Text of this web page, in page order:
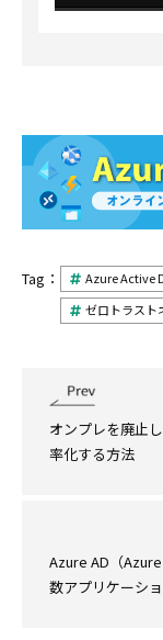
Tag： Azure Active
ゼロトラスト
オンプレを廃止
率化する方法
Azure AD（
数アプリケーシ